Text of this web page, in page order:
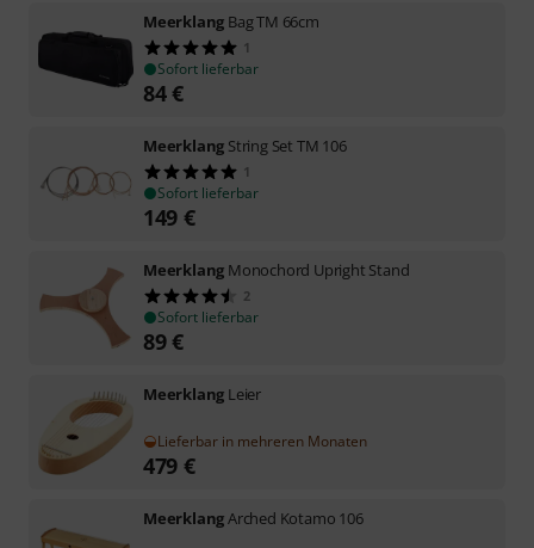
Meerklang Bag TM 66cm
1
Sofort lieferbar
84€
Meerklang String Set TM 106
1
Sofort lieferbar
149 €
Meerklang Monochord Upright Stand
2
Sofort lieferbar
89€
Meerklang Leier
Lieferbar in mehreren Monaten
479 €
MeerklangArched Kotamo 106